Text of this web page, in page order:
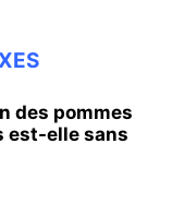
des pommes
est-elle sans